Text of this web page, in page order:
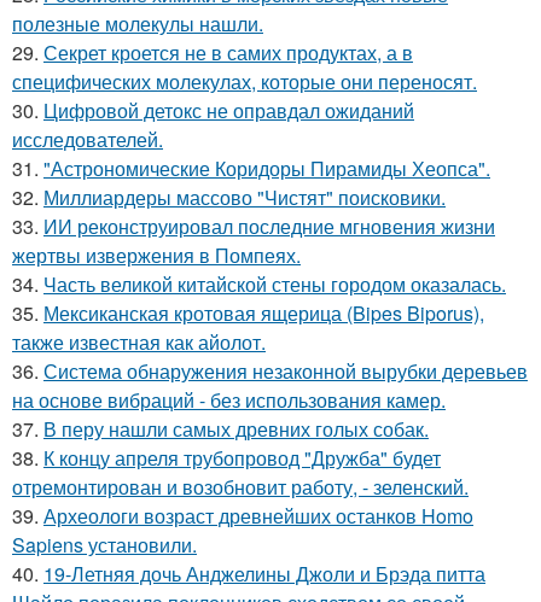
полезные молекулы нашли.
29. Секрет кроется не в самих продуктах, а в
специфических молекулах, которые они переносят.
30. Цифровой детокс не оправдал ожиданий
исследователей.
31. "Астрономические Коридоры Пирамиды Хеопса".
32. Миллиардеры массово "Чистят" поисковики.
33. ИИ реконструировал последние мгновения жизни
жертвы извержения в Помпеях.
34. Часть великой китайской стены городом оказалась.
35. Мексиканская кротовая ящерица (Bipes Biporus),
также известная как айолот.
36. Система обнаружения незаконной вырубки деревьев
на основе вибраций - без использования камер.
37. В перу нашли самых древних голых собак.
38. К концу апреля трубопровод "Дружба" будет
отремонтирован и возобновит работу, - зеленский.
39. Археологи возраст древнейших останков Homo
Sapiens установили.
40. 19-Летняя дочь Анджелины Джоли и Брэда питта